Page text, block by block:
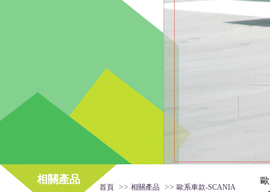
相關產品
首頁 >> 相關產品 >> 歐系車款-SCANIA